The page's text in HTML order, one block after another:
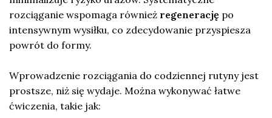
rozciąganie wspomaga również regenerację po
intensywnym wysiłku, co zdecydowanie przyspiesza
powrót do formy.
Wprowadzenie rozciągania do codziennej rutyny jest
prostsze, niż się wydaje. Można wykonywać łatwe
ćwiczenia, takie jak: